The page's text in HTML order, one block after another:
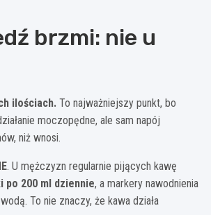
brzmi: nie u
ilościach. To najważniejszy punkt, bo
moczopędne, ale sam napój
niż wnosi.
. U mężczyzn regularnie pijących kawę
po 200 ml dziennie, a markery nawodnienia
To nie znaczy, że kawa działa